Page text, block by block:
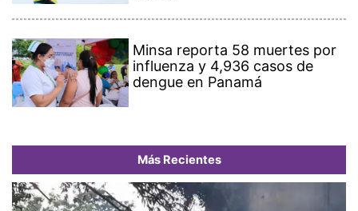
Minsa reporta 58 muertes por
influenza y 4,936 casos de
dengue en Panamá
Más Recientes